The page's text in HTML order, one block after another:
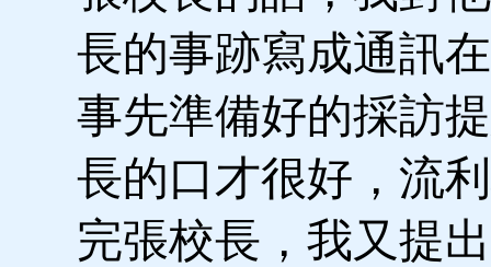
長的事跡寫成通訊
事先準備好的採訪
長的口才很好，流
完張校長，我又提